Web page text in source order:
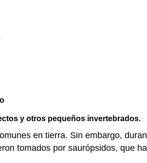
y otros pequeños invertebrados.
en tierra. Sin embargo,
tomados por saurópsidos, que